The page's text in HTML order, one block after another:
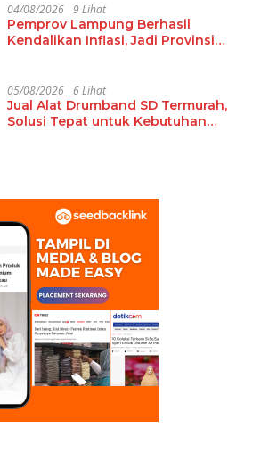
04/08/2026 9 Lihat
Pemprov Lampung Berhasil
Kendalikan Inflasi, Jadi Provinsi
05/08/2026 6 Lihat
Jual Alat Drumband SD Termurah,
Solusi Tepat untuk Kebutuhan